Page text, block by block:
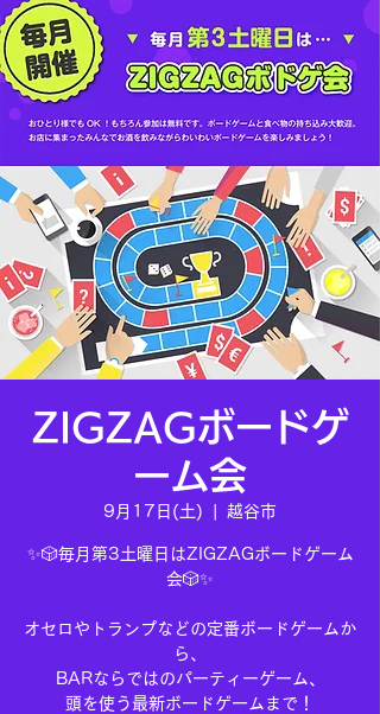
ZIGZAGボードゲ
ーム会
9月17日(土) 越谷市
✨🎲毎月第3土曜日はZIGZAGボードゲーム
会🎲✨
オセロやトランプなどの定番ボードゲームか
ら、
BARならではのパーティーゲーム、
頭を使う最新ボードゲームまで！